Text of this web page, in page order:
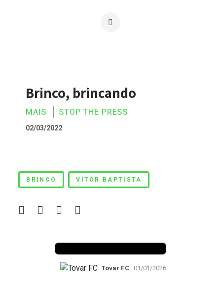
Brinco, brincando
MAIS STOP THE PRESS
02/03/2022
Brinco, brincando
BRINCO VÍTOR BAPTISTA
Tovar FC 01/01/2026